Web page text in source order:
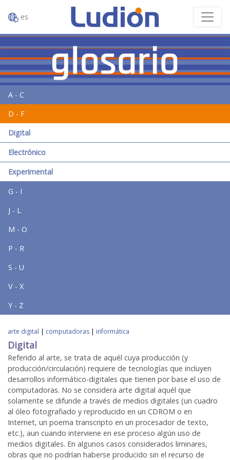
es
A - C
D - F
Digital
Electrónico
Experimental
G - I
J - L
M - O
P - R
S - U
V - X
Y - Z
arte digital | computadoras | informática
Digital
Referido al arte, se trata de aquél cuya producción (y
producción/circulación) requiere de tecnologías que incluyen
desarrollos informático-digitales que tienen por base el uso de
computadoras. No se considera arte digital aquél que
solamente se difunde a través de medios digitales (un cuadro
al óleo fotografiado y reproducido en un CDROM o en
Internet, un poema transcripto en un procesador de texto,
etc.), aun cuando interviene en ese proceso algún uso de
medios digitales. En algunos casos considerados liminares,
obras que no podrían haberse producido sin el recurso de